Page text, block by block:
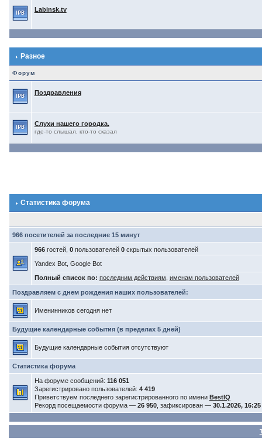
Labinsk.tv
Разное
Форум
Поздравления
Слухи нашего городка.
где-то слышал, кто-то сказал
Статистика форума
966 посетителей за последние 15 минут
966гостей, 0пользователей 0скрытых пользователей
Yandex Bot, Google Bot
Полный список по: последним действиям именам пользователей
Поздравляем с днем рождения наших пользователей:
Именинников сегодня нет
Будущие календарные события (в пределах 5 дней)
Будущие календарные события отсутствуют
Статистика форума
На форуме сообщений: 116 051
Зарегистрировано пользователей: 4 419
Приветствуем последнего зарегистрированного по имени BestIQ
Рекорд посещаемости форума — 26 950, зафиксирован — 30.1.2026, 16:25